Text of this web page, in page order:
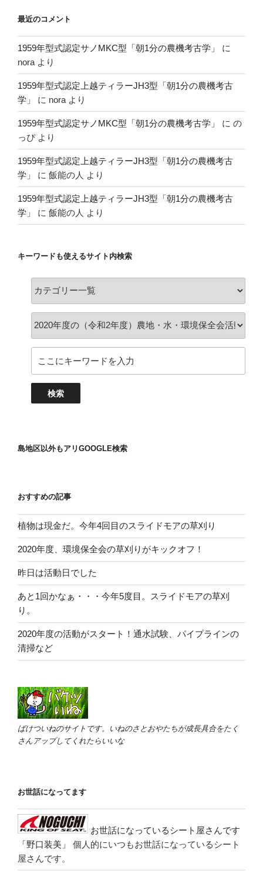
最近のコメント
1959年型式認定サノMKC型「朝1分の農機考古学」
に
nora より
1959年型式認定上越ティラーJH3型「朝1分の農機考古
学」
に nora より
1959年型式認定サノMKC型「朝1分の農機考古学」 に の
っぴより
1959年型式認定上越ティラーJH3型「朝1分の農機考古
学」
に 飯能の人 より
1959年型式認定上越ティラーJH3型「朝1分の農機考古
学」
に 飯能の人 より
キーワードも使えるサイト内検索
島地区以外もアリGOOGLE検索
おすすめの記事
植物は現金だ。今年4回目のスライドモアの草刈り
2020年度、環境保全会の草刈りがキックオフ！
昨日は活動日でした
あと1回かなぁ・・・今年5度目。スライドモアの草刈
り。
2020年度の活動がスタート！通水試験、パイプラインの
清掃など
ばけついねのサイトです。いねのさとおやたちが成長具合をたく
さんアップしてくれたらいいな
お世話になってます
お世話になっているシート屋さんです
「野口装美」
個人的にいつもお世話になっているシート
屋さんです。